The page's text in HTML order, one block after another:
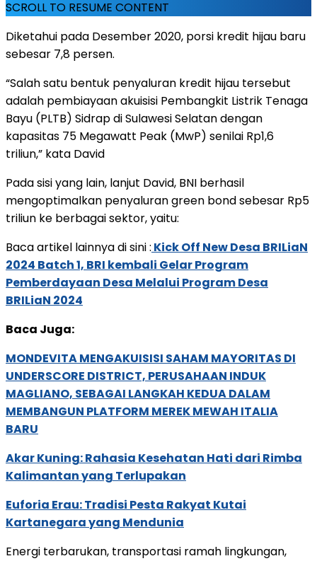
SCROLL TO RESUME CONTENT
Diketahui pada Desember 2020, porsi kredit hijau baru
sebesar 7,8 persen.
“Salah satu bentuk penyaluran kredit hijau tersebut
adalah pembiayaan akuisisi Pembangkit Listrik Tenaga
Bayu (PLTB) Sidrap di Sulawesi Selatan dengan
kapasitas 75 Megawatt Peak (MwP) senilai Rp1,6
triliun,” kata David
Pada sisi yang lain, lanjut David, BNI berhasil
mengoptimalkan penyaluran green bond sebesar Rp5
triliun ke berbagai sektor, yaitu:
Baca artikel lainnya di sini : Kick Off New Desa BRILiaN
2024 Batch 1, BRI kembali Gelar Program
Pemberdayaan Desa Melalui Program Desa
BRILiaN 2024
Baca Juga:
MONDEVITA MENGAKUISISI SAHAM MAYORITAS DI
UNDERSCORE DISTRICT, PERUSAHAAN INDUK
MAGLIANO, SEBAGAI LANGKAH KEDUA DALAM
MEMBANGUN PLATFORM MEREK MEWAH ITALIA
BARU
Akar Kuning: Rahasia Kesehatan Hati dari Rimba
Kalimantan yang Terlupakan
Euforia Erau: Tradisi Pesta Rakyat Kutai
Kartanegara yang Mendunia
Energi terbarukan, transportasi ramah lingkungan,